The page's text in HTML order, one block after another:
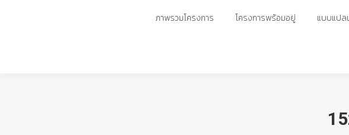
ภาพรวมโครงการ โครงการพร้อมอยู่ แบบแปล
ภาพรวมโครงการ โครงการพร้อมอยู่ แบบแปล